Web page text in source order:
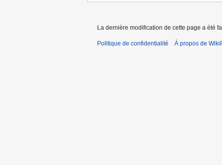
La dernière modification de cette page a été
Politique de confidentialité À propos de